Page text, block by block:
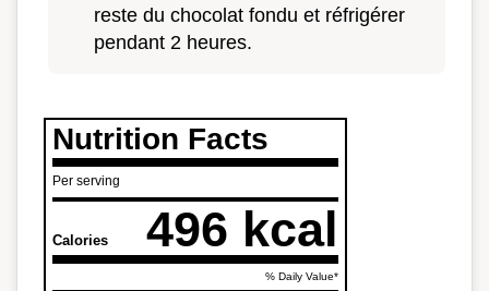
reste du chocolat fondu et réfrigérer
pendant 2 heures.
Nutrition Facts
Per serving
Calories 496 kcal
% Daily Value*